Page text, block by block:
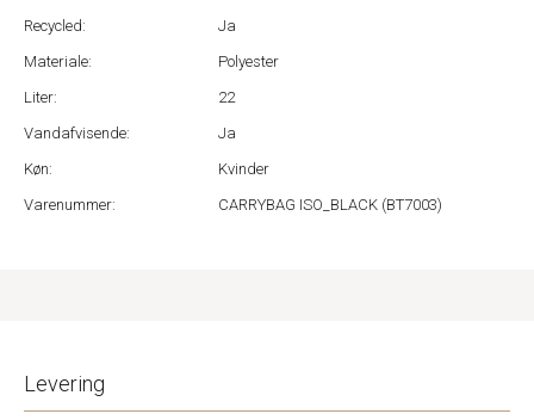
Recycled:
Ja
Materiale:
Polyester
Liter:
22
Vandafvisende:
Ja
Køn:
Kvinder
Varenummer:
CARRYBAG ISO_BLACK (BT7003)
Levering